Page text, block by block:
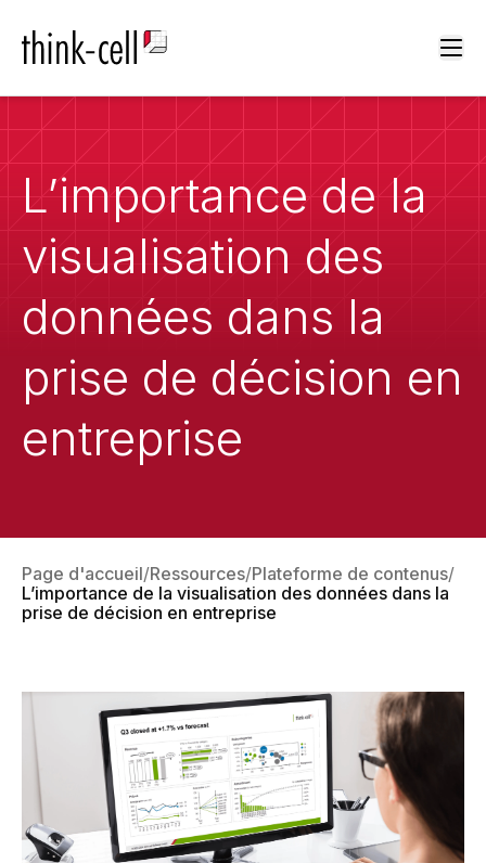
L’importance de la
visualisation des
données dans la
prise de décision en
entreprise
Page d'accueil Ressources Plateforme de contenus
L’importance de la visualisation des données dans la
prise de décision en entreprise